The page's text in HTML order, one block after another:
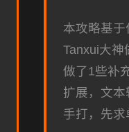
本攻略基
Tanxui大神
做了1些补
扩展，文
手打，先